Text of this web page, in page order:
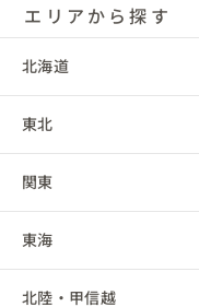
エリアから探す
北海道
北海道
東北
青森県
岩手県
宮城県
関東
茨城県
栃木県
東海
岐阜県
北陸・甲信越